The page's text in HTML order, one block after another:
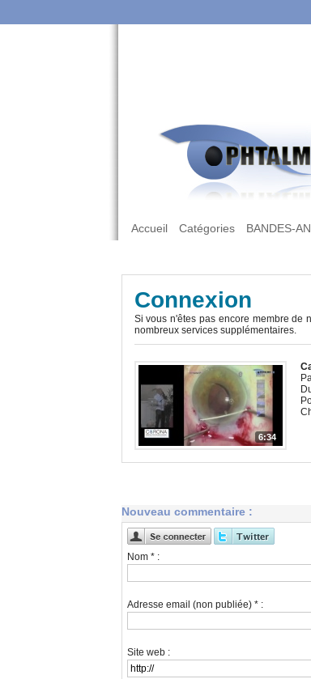
Accueil Catégories BANDES-
Connexion
Si vous n'êtes pas encore membre de
nombreux services supplémentaires.
6:34
Nouveau commentaire :
Nom * :
Adresse email (non publiée) * :
Site web :